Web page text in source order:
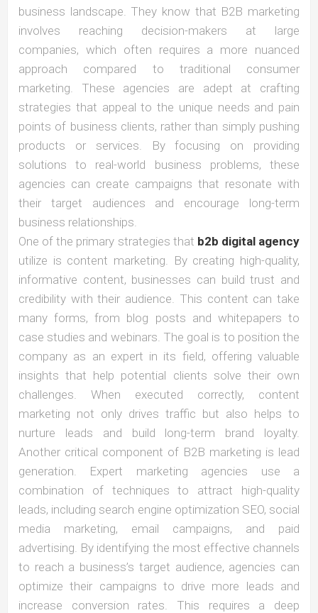
business landscape. They know that B2B marketing
involves reaching decision-makers at large
companies, which often requires a more nuanced
approach compared to traditional consumer
marketing. These agencies are adept at crafting
strategies that appeal to the unique needs and pain
points of business clients, rather than simply pushing
products or services. By focusing on providing
solutions to real-world business problems, these
agencies can create campaigns that resonate with
their target audiences and encourage long-term
business relationships.
One of the primary strategies that b2b digital agency
utilize is content marketing. By creating high-quality,
informative content, businesses can build trust and
credibility with their audience. This content can take
many forms, from blog posts and whitepapers to
case studies and webinars. The goal is to position the
company as an expert in its field, offering valuable
insights that help potential clients solve their own
challenges. When executed correctly, content
marketing not only drives traffic but also helps to
nurture leads and build long-term brand loyalty.
Another critical component of B2B marketing is lead
generation. Expert marketing agencies use a
combination of techniques to attract high-quality
leads, including search engine optimization SEO, social
media marketing, email campaigns, and paid
advertising. By identifying the most effective channels
to reach a business’s target audience, agencies can
optimize their campaigns to drive more leads and
increase conversion rates. This requires a deep